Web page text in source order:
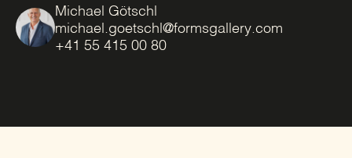
Michael Götschl
michael.goetschl@formsgallery.com
+41 55 415 00 80